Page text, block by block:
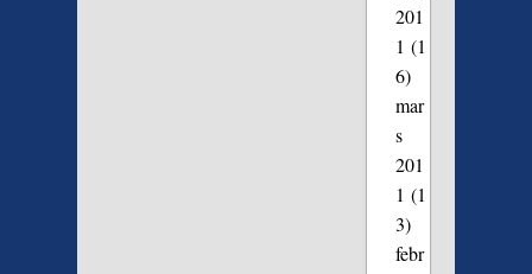
201
1 (1
6)
mar
s
201
1 (1
3)
febr